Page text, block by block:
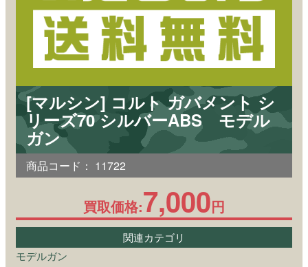
[マルシン] コルト ガバメント シ
リーズ70 シルバーABS モデル
ガン
商品コード： 11722
買取価格:7,000円
関連カテゴリ
モデルガン